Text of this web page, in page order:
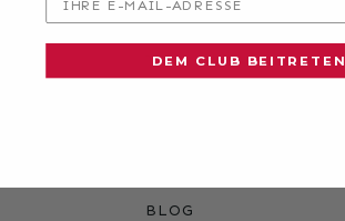
ABOUT DUCA
TEAM DUCA
BLOG
DEM CLUB BEITRETEN